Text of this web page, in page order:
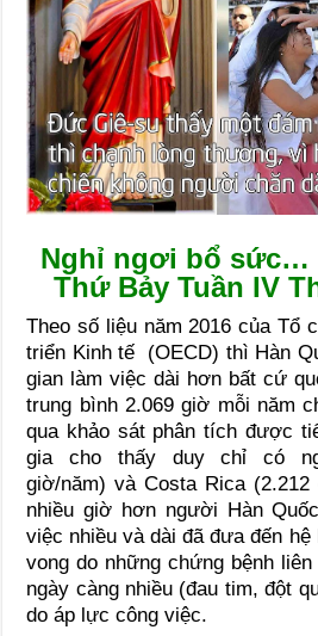
Nghỉ ngơi bổ sức…
Thứ Bảy Tuần IV
Theo số liệu năm 2016 của Tổ
triển Kinh tế (OECD) thì Hàn
gian làm việc dài hơn bất cứ
trung bình 2.069 giờ mỗi năm
qua khảo sát phân tích được
gia cho thấy duy chỉ có
giờ/năm) và Costa Rica
nhiều giờ hơn người Hàn
việc nhiều và dài đã đưa đến
vong do những chứng bệnh
ngày càng nhiều (đau tim, đột
do áp lực công việc.